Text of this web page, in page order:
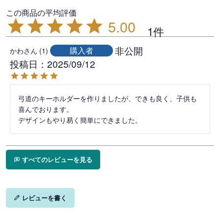
5.00 1
かわ 1 購入者
非公開
投稿日
2025/09/12
弓道のキーホルダーを作りましたが、できも良く、子供も
喜んでおります。
デザインもやり易く簡単にできました。
すべてのレビューを見る
レビューを書く